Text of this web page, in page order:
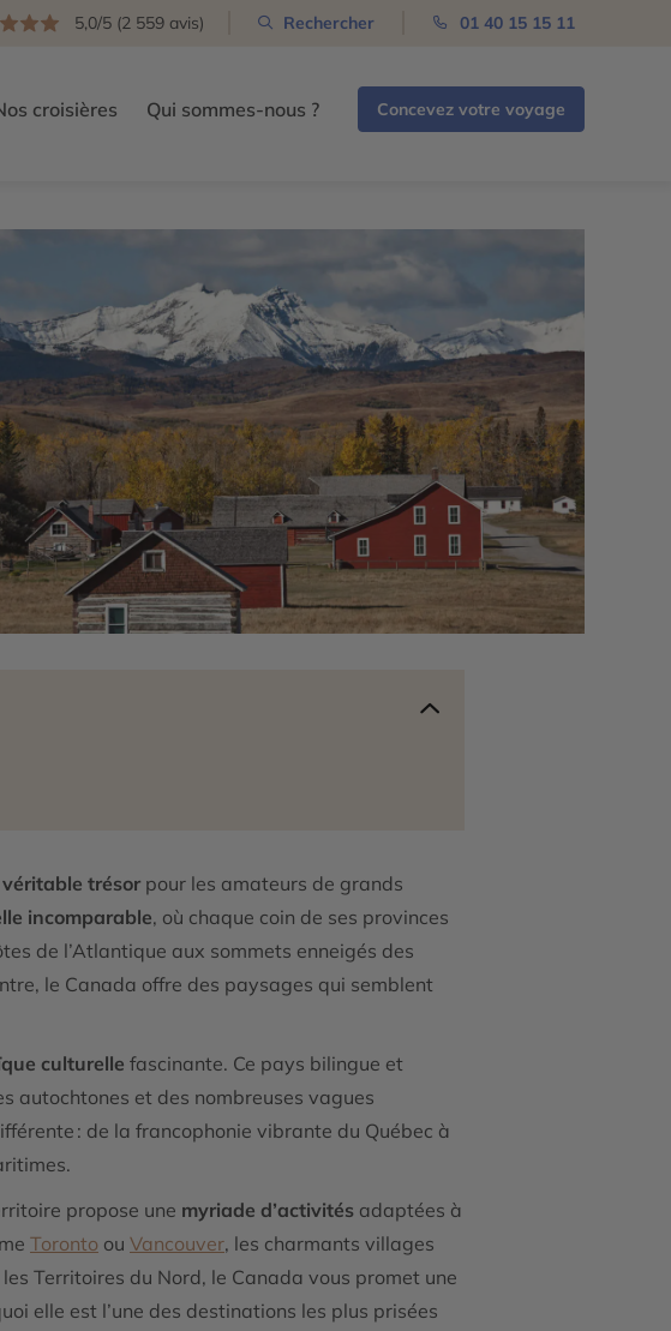
5,0/5 (2 559 avis) Rechercher 01 40 15 15 11
croisières Qui sommes-nous ? Concevez votre voyage
véritable trésor pour les amateurs de grands
incomparable, où chaque coin de ses provinces
de l’Atlantique aux sommets enneigés des
le Canada offre des paysages qui semblent
culturelle fascinante. Ce pays bilingue et
autochtones et des nombreuses vagues
: de la francophonie vibrante du Québec à
propose une myriade d’activités adaptées à
Toronto ou Vancouver, les charmants villages
Territoires du Nord, le Canada vous promet une
elle est l’une des destinations les plus prisées